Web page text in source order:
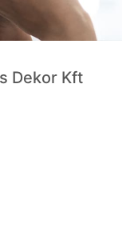
Dekor Kft